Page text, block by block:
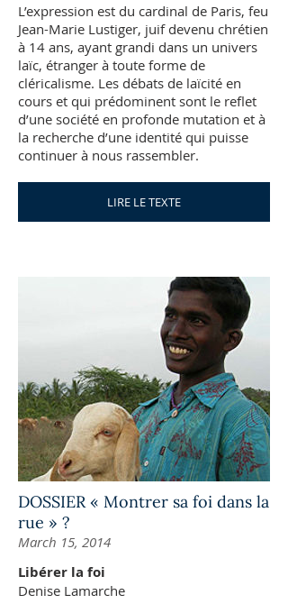
L’expression est du cardinal de Paris, feu
Jean-Marie Lustiger, juif devenu chrétien
à 14 ans, ayant grandi dans un univers
laïc, étranger à toute forme de
cléricalisme. Les débats de laïcité en
cours et qui prédominent sont le reflet
d’une société en profonde mutation et à
la recherche d’une identité qui puisse
continuer à nous rassembler.
LIRE LE TEXTE
DOSSIER « Montrer sa foi dans la
rue » ?
March 15, 2014
Libérer la foi
Denise Lamarche